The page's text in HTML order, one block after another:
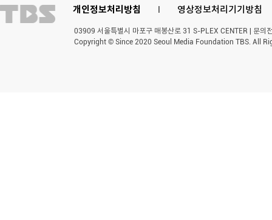
개인정보처리방침 l 영상정보처리기기방침
03909 서울특별시 마포구 매봉산로 31 S-PLEX CENTER | 문
Copyright © Since 2020 Seoul Media Foundation TBS. All